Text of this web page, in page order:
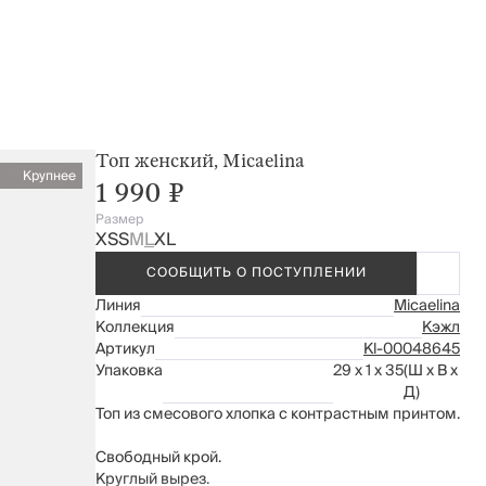
Крупнее
Топ женский, Micaelina
1 990 ₽
Размер
XSSMLXL
СООБЩИТЬ О ПОСТУПЛЕНИИ
Линия
Micaelina
Коллекция
Кэжл
Артикул
Kl-00048645
Упаковка
29 x 1 x 35(Ш x В x
Д)
Топ из смесового хлопка с контрастным принтом.
Свободный крой.
Круглый вырез.